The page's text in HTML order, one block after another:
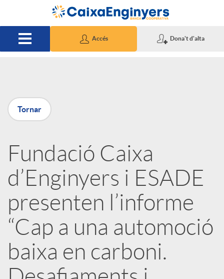
Salta al contingut principal
Accés Dona't d'alta
P
u
b
l
i
c
Tornar
Fundació Caixa
d’Enginyers i ESADE
presenten l’informe
“Cap a una automoció
baixa en carboni.